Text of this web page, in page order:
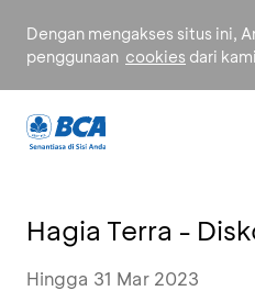
Dengan mengakses situs ini,
penggunaan cookies dari
Hagia Terra -
Hingga 31 Mar 2023